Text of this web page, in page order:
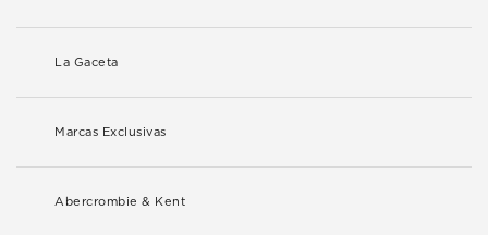
La Gaceta
Marcas Exclusivas
Abercrombie & Kent